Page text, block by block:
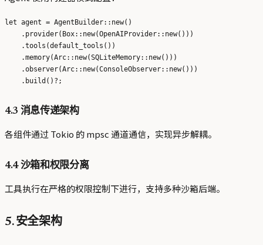
let agent = AgentBuilder::new()
    .provider(Box::new(OpenAIProvider::new()))
    .tools(default_tools())
    .memory(Arc::new(SQLiteMemory::new()))
    .observer(Arc::new(ConsoleObserver::new()))
4.3 消息传递架构
各组件通过 Tokio 的 mpsc 通道通信，实现异步解耦。
4.4 沙箱和权限分离
工具执行在严格的权限控制下进行，支持多种沙箱后端。
5. 安全架构